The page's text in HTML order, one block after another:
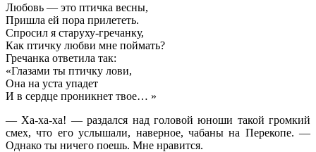
Любовь — это птичка весны,
Пришла ей пора прилететь.
Спросил я старуху-гречанку,
Как птичку любви мне поймать?
Гречанка ответила так:
«Глазами ты птичку лови,
Она на уста упадет
И в сердце проникнет твое… »
— Ха-ха-ха! — раздался над головой юноши такой громкий
смех, что его услышали, наверное, чабаны на Перекопе. —
Однако ты ничего поешь. Мне нравится.